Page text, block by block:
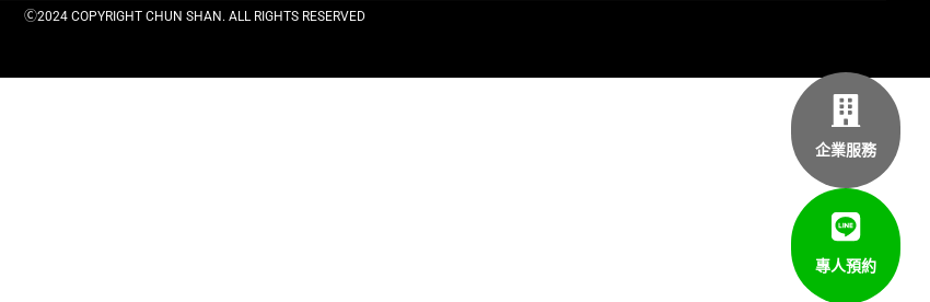
企業服務
專人預約
Ⓒ2024 COPYRIGHT CHUN SHAN. ALL RIGHTS RESERVED